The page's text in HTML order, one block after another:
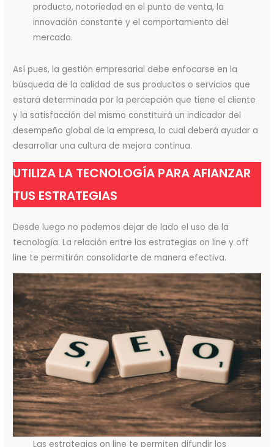
producto, notoriedad en el punto de venta, la
innovación constante y el comportamiento del
mercado.
Así pues, la gestión empresarial debe enfocarse en la
búsqueda de la calidad de sus productos o servicios que
estará determinada por la percepción que tiene el cliente
y la satisfacción del mismo constituirá un indicador del
desempeño global de la empresa, lo cual deberá ayudar a
desarrollar una cultura de mejora continua.
UTILIZA LA TECNOLOGÍA PARA AFIANZAR
TUS ESTRATEGIAS
Desde luego no podemos dejar de lado el uso de la
tecnología. La relación entre las estrategias on line y off
line te permitirán consolidarte de manera efectiva.
Las estrategias on line te permiten difundir los